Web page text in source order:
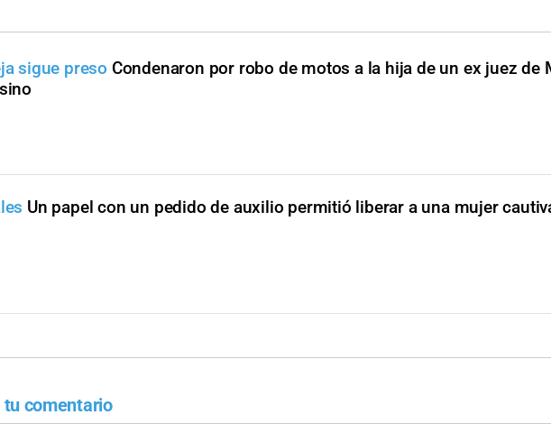
sigue preso Condenaron por robo de motos a la hija de un ex juez de
Un papel con un pedido de auxilio permitió liberar a una mujer
tu comentario